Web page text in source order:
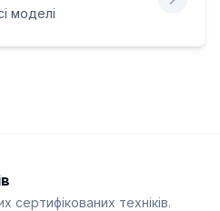
моделі
сертифікованих техніків.